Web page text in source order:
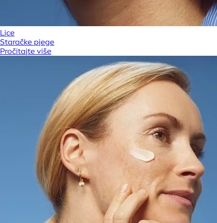
Lice
Staračke pjege
Pročitajte više